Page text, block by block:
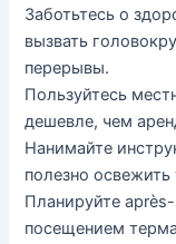
Заботьтесь о
вызвать
перерывы.
Пользуйтесь
дешевле, чем
Нанимайте
полезно
Планируйте
посещением